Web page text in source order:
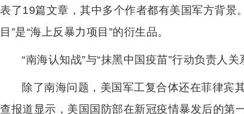
表了19篇文章，其中多个作者都有美国军方背景
目”是“海上反暴力项目”的衍生品。
“南海认知战”与“抹黑中国疫苗”行动负责人关
除了南海问题，美国军工复合体还在菲律宾
查报道显示，美国国防部在新冠疫情暴发后的第